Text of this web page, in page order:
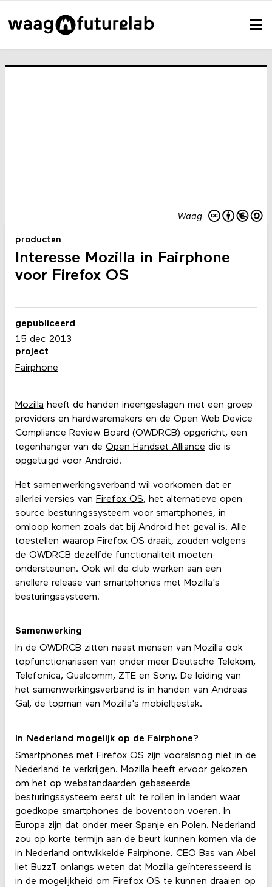
Waag
producten
Interesse Mozilla in Fairphone
voor Firefox OS
Mozilla heeft de handen ineengeslagen met een groep
providers en hardwaremakers en de Open Web Device
Compliance Review Board (OWDRCB) opgericht, een
tegenhanger van de Open Handset Alliance die is
opgetuigd voor Android.
Het samenwerkingsverband wil voorkomen dat er
allerlei versies van Firefox OS, het alternatieve open
source besturingssysteem voor smartphones, in
omloop komen zoals dat bij Android het geval is. Alle
toestellen waarop Firefox OS draait, zouden volgens
de OWDRCB dezelfde functionaliteit moeten
ondersteunen. Ook wil de club werken aan een
snellere release van smartphones met Mozilla's
besturingssysteem.
Samenwerking
In de OWDRCB zitten naast mensen van Mozilla ook
topfunctionarissen van onder meer Deutsche Telekom,
Telefonica, Qualcomm, ZTE en Sony. De leiding van
het samenwerkingsverband is in handen van Andreas
Gal, de topman van Mozilla's mobieltjestak.
In Nederland mogelijk op de Fairphone?
Smartphones met Firefox OS zijn vooralsnog niet in de
Nederland te verkrijgen. Mozilla heeft ervoor gekozen
om het op webstandaarden gebaseerde
besturingssysteem eerst uit te rollen in landen waar
goedkope smartphones de boventoon voeren. In
Europa zijn dat onder meer Spanje en Polen. Nederland
zou op korte termijn aan de beurt kunnen komen via de
in Nederland ontwikkelde Fairphone. CEO Bas van Abel
liet BuzzT onlangs weten dat Mozilla geïnteresseerd is
in de mogelijkheid om Firefox OS te kunnen draaien op
gepubliceerd
15 dec 2013
project
Fairphone